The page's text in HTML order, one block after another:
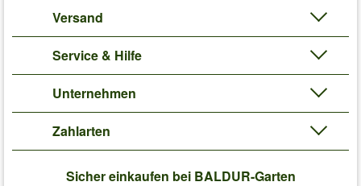
Versand
Service & Hilfe
Unternehmen
Zahlarten
Sicher einkaufen bei BALDUR-Garten